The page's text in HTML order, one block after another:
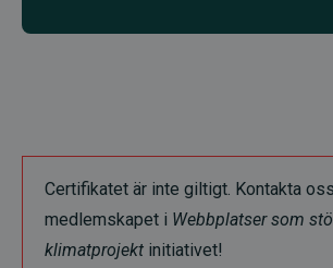
Certifikatet är inte giltigt. Kontakta
medlemskapet i Webbplatser som
klimatprojekt initiativet!